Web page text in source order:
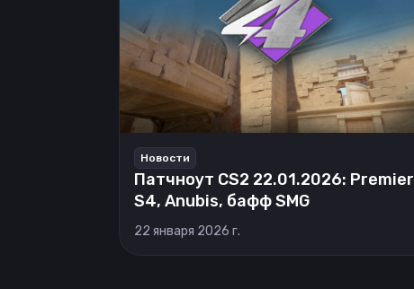
Новости
Патчноут CS2 22.01.2026: Premier
S4, Anubis, бафф SMG
22 января 2026 г.